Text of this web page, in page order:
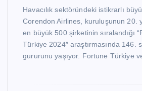
Havacılık sektöründeki istikrarlı
Corendon Airlines, kuruluşunun 20.
en büyük 500 şirketinin sıralandığı
Türkiye 2024″ araştırmasında 146.
gururunu yaşıyor. Fortune Türkiye